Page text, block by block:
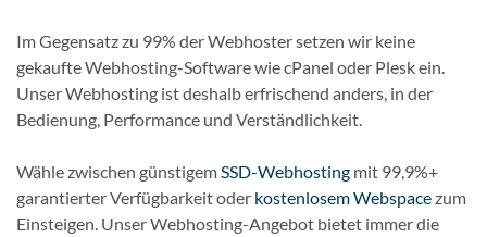
Im Gegensatz zu 99% der Webhoster setzen wir keine
gekaufte Webhosting-Software wie cPanel oder Plesk ein.
Unser Webhosting ist deshalb erfrischend anders, in der
Bedienung, Performance und Verständlichkeit.
Wähle zwischen günstigem SSD-Webhosting mit 99,9%+
garantierter Verfügbarkeit oder kostenlosem Webspacezum
Einsteigen. Unser Webhosting-Angebot bietet immer die